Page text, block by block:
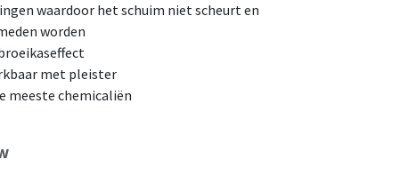
waardoor het schuim niet scheurt en
worden
met pleister
meeste chemicaliën